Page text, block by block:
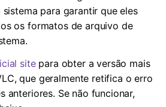
para garantir que eles
os formatos de arquivo de
site para obter a versão mais
que geralmente retifica o erro
anteriores. Se não funcionar,